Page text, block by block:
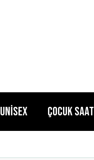
Unisex Çocuk Saat